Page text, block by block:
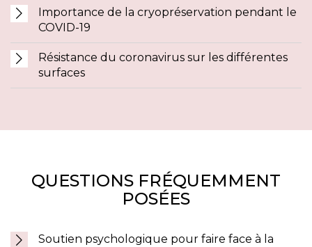
Importance de la cryopréservation pendant le
COVID-19
Résistance du coronavirus sur les différentes
surfaces
QUESTIONS FRÉQUEMMENT
POSÉES
Soutien psychologique pour faire face à la